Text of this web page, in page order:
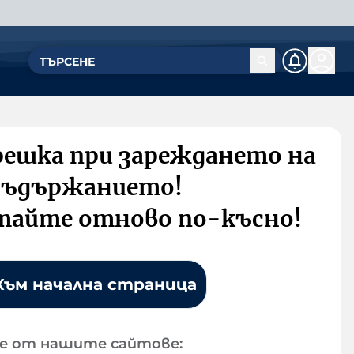
при зареждането на
отново по-късно!
начална страница
от нашите сайтове: